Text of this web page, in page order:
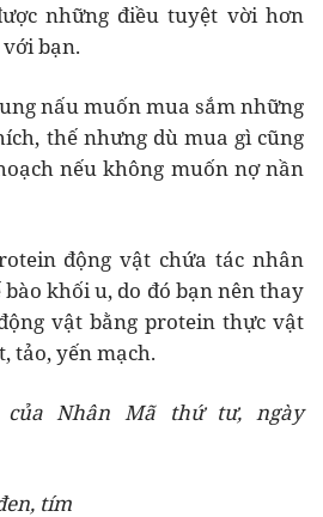
những điều tuyệt vời hơn
bạn.
nấu muốn mua sắm những
thế nhưng dù mua gì cũng
nếu không muốn nợ nần
động vật chứa tác nhân
khối u, do đó bạn nên thay
vật bằng protein thực vật
tảo, yến mạch.
của Nhân Mã thứ tư, ngày
tím